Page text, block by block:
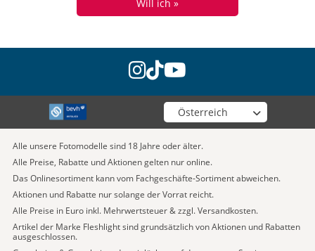
Will ich »
instagram
tiktok
youtube
Wähle deinen Shop
Alle unsere Fotomodelle sind 18 Jahre oder älter.
Alle Preise, Rabatte und Aktionen gelten nur online.
Das Onlinesortiment kann vom Fachgeschäfte-Sortiment abweichen.
Aktionen und Rabatte nur solange der Vorrat reicht.
Alle Preise in Euro inkl. Mehrwertsteuer & zzgl. Versandkosten.
Artikel der Marke Fleshlight sind grundsätzlich von Aktionen und Rabatten
ausgeschlossen.